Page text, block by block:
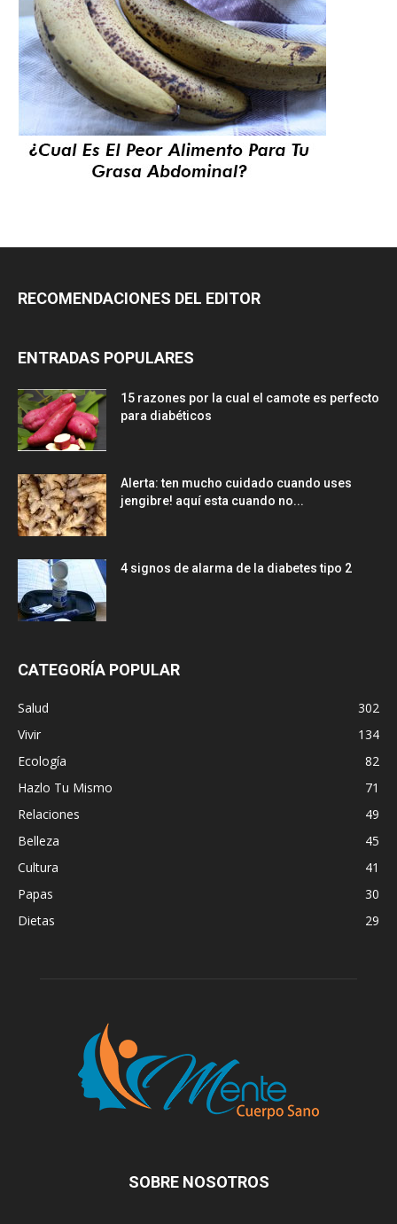
RECOMENDACIONES DEL EDITOR
ENTRADAS POPULARES
15 razones por la cual el camote es perfecto
para diabéticos
Alerta: ten mucho cuidado cuando uses
jengibre! aquí esta cuando no...
4 signos de alarma de la diabetes tipo 2
CATEGORÍA POPULAR
Salud
302
Vivir
134
Ecología
82
Hazlo Tu Mismo
71
Relaciones
49
Belleza
45
Cultura
41
Papas
30
Dietas
29
SOBRE NOSOTROS